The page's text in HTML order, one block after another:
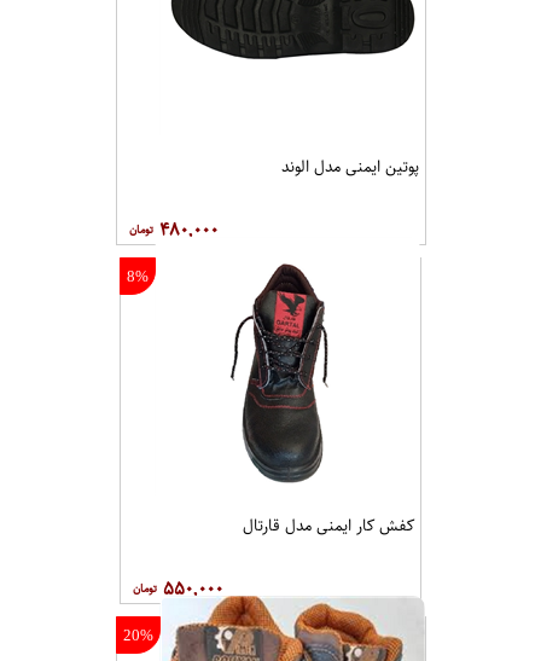
پوتين ايمنی مدل الوند
۴۸۰,۰۰۰
8%
کفش کار ايمنی مدل قارتال
۵۵۰,۰۰۰
20%